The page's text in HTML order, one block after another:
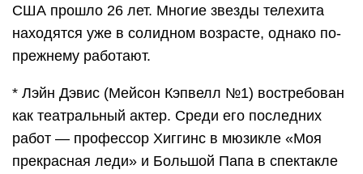
США прошло 26 лет. Многие звезды телехита
находятся уже в солидном возрасте, однако по-
прежнему работают.
* Лэйн Дэвис (Мейсон Кэпвелл №1) востребован
как театральный актер. Среди его последних
работ — профессор Хиггинс в мюзикле «Моя
прекрасная леди» и Большой Папа в спектакле